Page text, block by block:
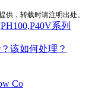
供，转载时请注明出处。
系列
该如何处理？
Co